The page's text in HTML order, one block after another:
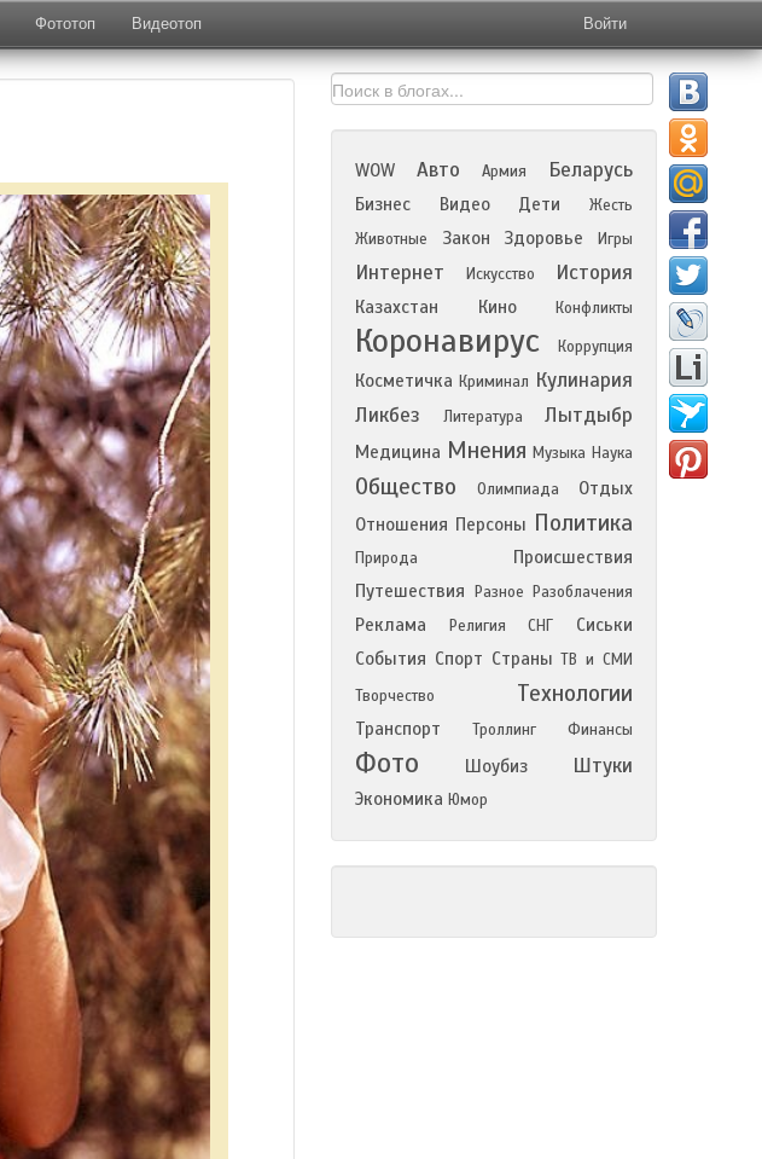
Фототоп Видеотоп Войти
WOW Авто Армия Беларусь
Бизнес Видео Дети
Жесть
Животные
Закон Здоровье Игры
Интернет Искусство История
Казахстан Кино Конфликты
Коронавирус Коррупция
Косметичка Криминал Кулинария
Ликбез
Литература Лытдыбр
Медицина Мнения Музыка Наука
Общество Олимпиада
Отдых
Отношения Персоны Политика
Природа
Происшествия
Путешествия
Разное Разоблачения
Реклама Религия СНГ
Сиськи
События Спорт Страны ТВ и СМИ
Творчество
Технологии
Транспорт Троллинг Финансы
Фото Шоубиз Штуки
Экономика Юмор